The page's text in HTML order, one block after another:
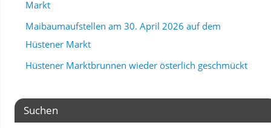
Markt
Maibaumaufstellen am 30. April 2026 auf dem
Hüstener Markt
Hüstener Marktbrunnen wieder österlich geschmückt
Suchen